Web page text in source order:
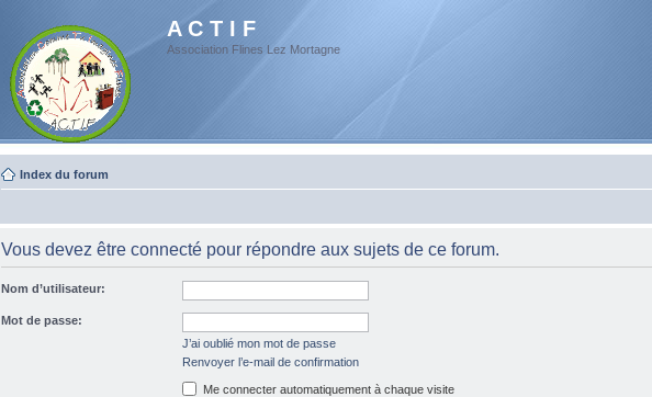
A C T I F
Association Flines Lez Mortagne
Index du forum
Vous devez être connecté pour répondre aux sujets de ce forum.
Nom d’utilisateur:
Mot de passe:
J’ai oublié mon mot de passe
Renvoyer l’e-mail de confirmation
Me connecter automatiquement à chaque visite